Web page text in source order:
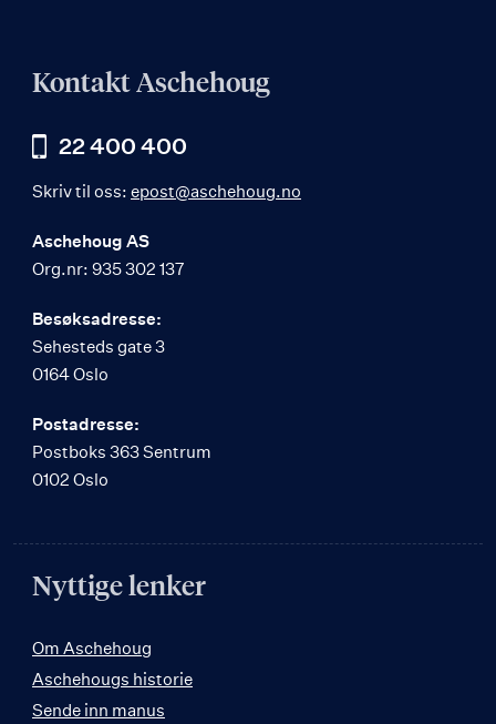
Kontakt Aschehoug
22 400 400
Skriv til oss: epost@aschehoug.no
Aschehoug AS
Org.nr: 935 302 137
Besøksadresse:
Sehesteds gate 3
0164 Oslo
Postadresse:
Postboks 363 Sentrum
0102 Oslo
Nyttige lenker
Om Aschehoug
Aschehougs historie
Sende inn manus